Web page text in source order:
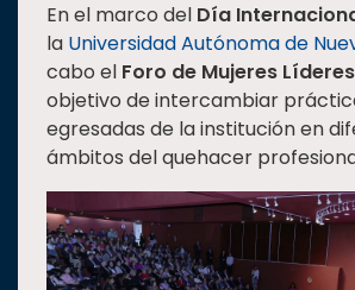
TEMAS
Oferta
educativa
Rectoría
Investigación
En el marco del Día
la Universidad Autónoma de
cabo el Foro de Mujeres Líderes
objetivo de intercambiar
egresadas de la institución en
ámbitos del quehacer